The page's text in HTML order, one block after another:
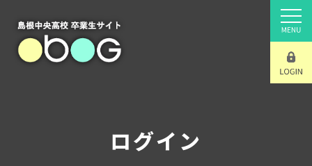
ログイン